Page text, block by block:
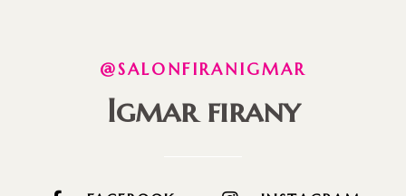
@SALONFIRANIGMAR
Igmar firany